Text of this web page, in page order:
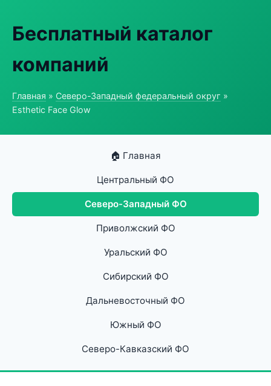
Бесплатный каталог
компаний
Главная » Северо-Западный федеральный округ »
Esthetic Face Glow
🏠 Главная
Центральный ФО
Северо-Западный ФО
Приволжский ФО
Уральский ФО
Сибирский ФО
Дальневосточный ФО
Южный ФО
Северо-Кавказский ФО